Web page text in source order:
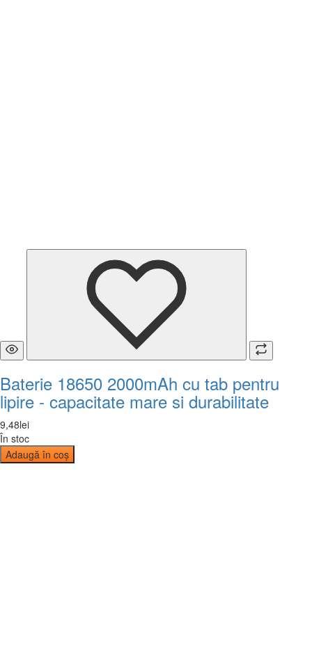
Baterie 18650 2000mAh cu tab pentru
lipire - capacitate mare si durabilitate
9,48lei
În stoc
Adaugă în coș